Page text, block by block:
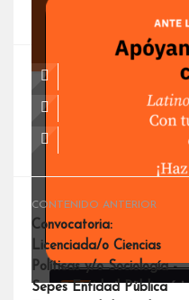
CONTENIDO ANTERIOR
Convocatoria:
Licenciada/o Ciencias
Políticas y/o Sociología -
Sepes Entidad Pública